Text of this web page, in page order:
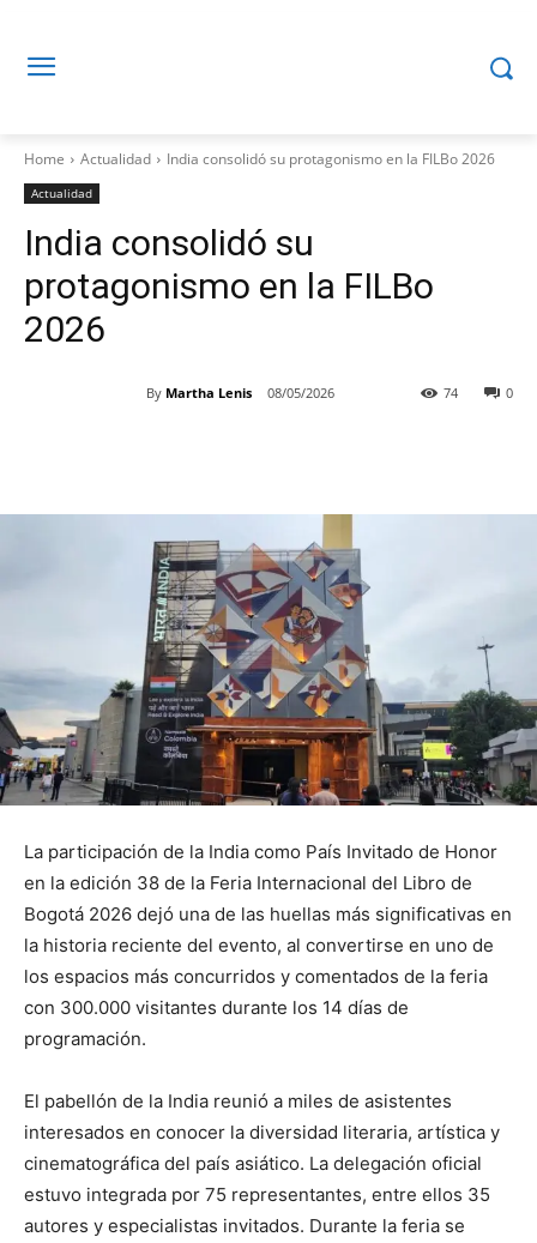
Home Actualidad India consolidó su protagonismo en la FILBo 2026
Actualidad
India consolidó su
protagonismo en la FILBo
2026
By Martha Lenis 08/05/2026 0
74
La participación de la India como País Invitado de Honor
en la edición 38 de la Feria Internacional del Libro de
Bogotá 2026 dejó una de las huellas más significativas en
la historia reciente del evento, al convertirse en uno de
los espacios más concurridos y comentados de la feria
con 300.000 visitantes durante los 14 días de
programación.
El pabellón de la India reunió a miles de asistentes
interesados en conocer la diversidad literaria, artística y
cinematográfica del país asiático. La delegación oficial
estuvo integrada por 75 representantes, entre ellos 35
autores y especialistas invitados. Durante la feria se